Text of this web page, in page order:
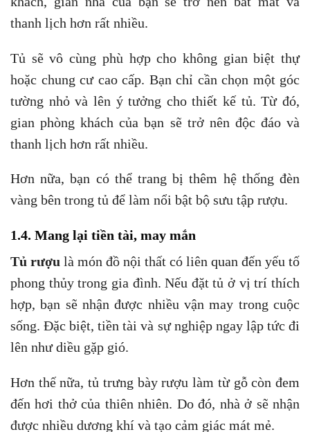
thanh lịch hơn rất nhiều.
Tủ sẽ vô cùng phù hợp cho không gian biệt thự
hoặc chung cư cao cấp. Bạn chỉ cần chọn một góc
tường nhỏ và lên ý tưởng cho thiết kế tủ. Từ đó,
gian phòng khách của bạn sẽ trở nên độc đáo và
thanh lịch hơn rất nhiều.
Hơn nữa, bạn có thể trang bị thêm hệ thống đèn
vàng bên trong tủ để làm nổi bật bộ sưu tập rượu.
1.4. Mang lại tiền tài, may mắn
Tủ rượu là món đồ nội thất có liên quan đến yếu tố
phong thủy trong gia đình. Nếu đặt tủ ở vị trí thích
hợp, bạn sẽ nhận được nhiều vận may trong cuộc
sống. Đặc biệt, tiền tài và sự nghiệp ngay lập tức đi
lên như diều gặp gió.
Hơn thế nữa, tủ trưng bày rượu làm từ gỗ còn đem
đến hơi thở của thiên nhiên. Do đó, nhà ở sẽ nhận
được nhiều dương khí và tạo cảm giác mát mẻ.